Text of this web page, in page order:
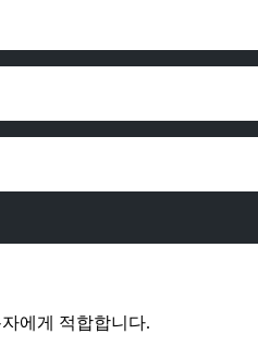
에게 적합합니다.